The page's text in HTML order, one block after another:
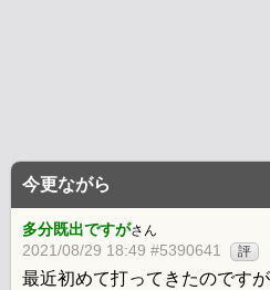
今更ながら
多分既出ですがさん
2021/08/29 18:49 #5390641 評
最近初めて打ってきたのです